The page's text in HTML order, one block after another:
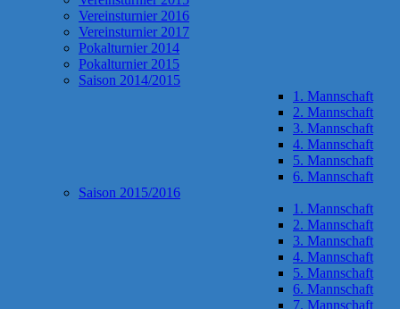
Vereinsturnier 2016
Vereinsturnier 2017
Pokalturnier 2014
Pokalturnier 2015
Saison 2014/2015
1. Mannschaft
2. Mannschaft
3. Mannschaft
4. Mannschaft
5. Mannschaft
6. Mannschaft
Saison 2015/2016
1. Mannschaft
2. Mannschaft
3. Mannschaft
4. Mannschaft
5. Mannschaft
6. Mannschaft
7. Mannschaft